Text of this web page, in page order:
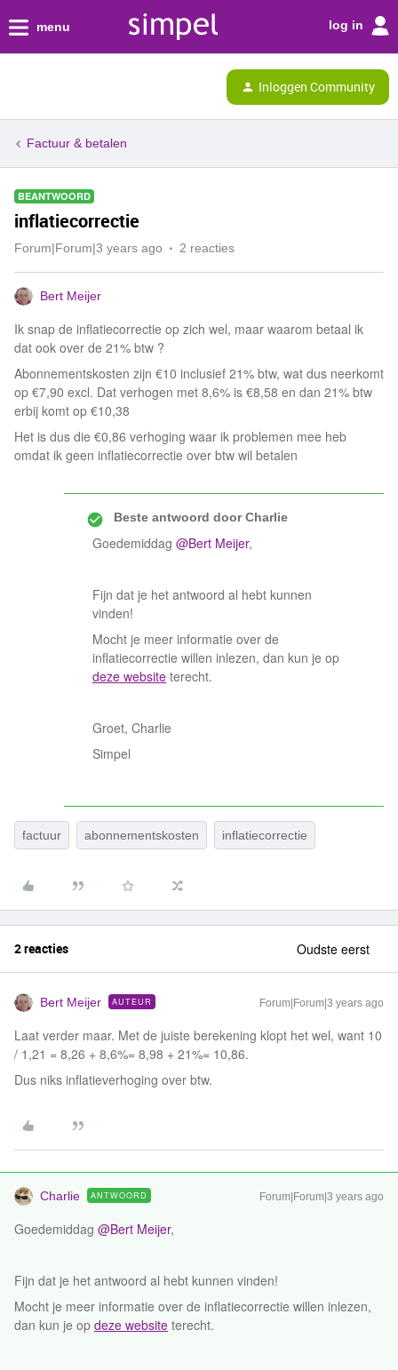
menu log in
Inloggen Community
Factuur & betalen
BEANTWOORD
inflatiecorrectie
Forum|Forum|3 years ago 2 reacties
Bert Meijer
Ik snap de inflatiecorrectie op zich wel, maar waarom betaal ik
dat ook over de 21% btw ?
Abonnementskosten zijn €10 inclusief 21% btw, wat dus neerkomt
op €7,90 excl. Dat verhogen met 8,6% is €8,58 en dan 21% btw
erbij komt op €10,38
Het is dus die €0,86 verhoging waar ik problemen mee heb
omdat ik geen inflatiecorrectie over btw wil betalen
Beste antwoord doorCharlie
Goedemiddag @Bert Meijer,
Fijn dat je het antwoord al hebt kunnen
vinden!
Mocht je meer informatie over de
inflatiecorrectie willen inlezen, dan kun je op
deze website terecht.
Groet, Charlie
Simpel
factuur abonnementskosten inflatiecorrectie
2 reacties Oudste eerst
Bert Meijer AUTEUR Forum|Forum|3 years ago
Laat verder maar. Met de juiste berekening klopt het wel, want 10
/ 1,21 = 8,26 + 8,6%= 8,98 + 21%= 10,86.
Dus niks inflatieverhoging over btw.
Charlie ANTWOORD Forum|Forum|3 years ago
Goedemiddag @Bert Meijer,
Fijn dat je het antwoord al hebt kunnen vinden!
Mocht je meer informatie over de inflatiecorrectie willen inlezen,
dan kun je op deze website terecht.